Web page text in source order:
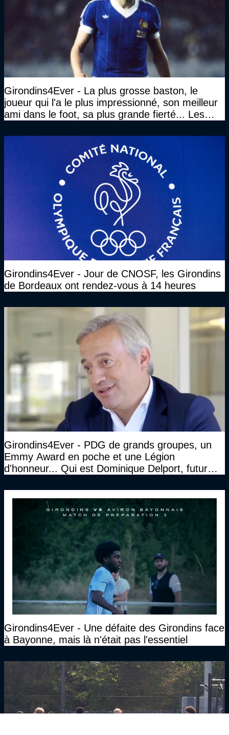
Girondins4Ever - La plus grosse baston, le
joueur qui l'a le plus impressionné, son meilleur
ami dans le foot, sa plus grande fierté... Les
Girondins4Ever - Jour de CNOSF, les Girondins
de Bordeaux ont rendez-vous à 14 heures
Girondins4Ever - PDG de grands groupes, un
Emmy Award en poche et une Légion
d'honneur... Qui est Dominique Delport, futur
Girondins4Ever - Une défaite des Girondins face
à Bayonne, mais là n'était pas l'essentiel